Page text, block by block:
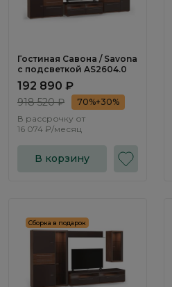
Гостиная Савона / Savona
с подсветкой AS2604.0
192 890 ₽
918 520 ₽
70%+30%
В рассрочку от
16 074 ₽/месяц
В корзину
Сборка в подарок